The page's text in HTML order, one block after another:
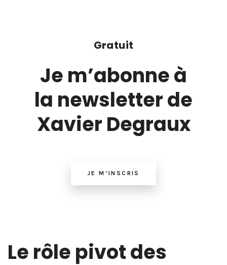
Gratuit
Je m’abonne à
la newsletter de
Xavier Degraux
JE M’INSCRIS
Le rôle pivot des